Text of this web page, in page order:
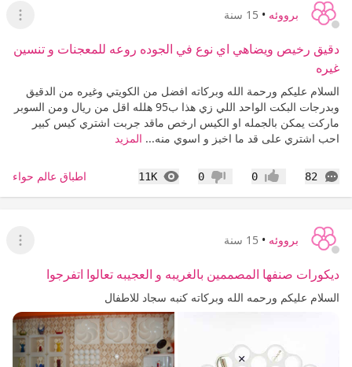
برووئه • 15 سنة
عرض
دقيق رخيص ويضاهي اي نوع في الجوده روعه للمعجنات و تنسين
غيره
السلام عليكم ورحمة الله وبركاته افضل من الكويتي وغيره من الدقيق
وبدرجات البكت الواحد اللي زي هذا ب95 هلله اقل من ريال ومن السوبر
ماركت يمكن بالجمله او الكيس ارخص ماقد جربت اشتري كيس كبير
احب اشتري على قد ما اخبز و اسوي منه... المزيد
82
التعليقات إعجاب0 عدم إعجاب
0
11K
المشاهدات اطباق عالم حواء
برووئه • 15 سنة
عرض
ديكورات صنفها المصممين بالغريبه و العجيبه تعالوا اتفرجوا
السلام عليكم ورحمه الله وبركاته كنبه سجاد للاطفال